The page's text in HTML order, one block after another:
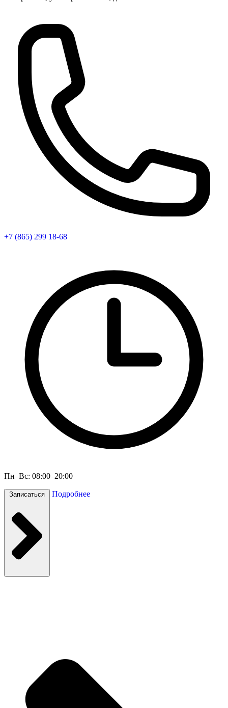
+7 (865) 299 18-68
Пн–Вс: 08:00–20:00
Записаться Подробнее